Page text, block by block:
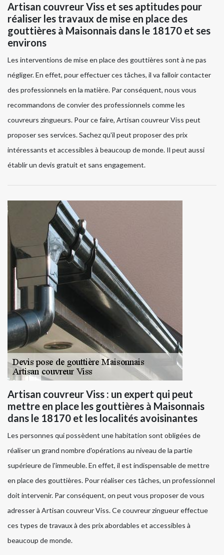
Artisan couvreur Viss et ses aptitudes pour
réaliser les travaux de mise en place des
gouttières à Maisonnais dans le 18170 et ses
environs
Les interventions de mise en place des gouttières sont à ne pas
négliger. En effet, pour effectuer ces tâches, il va falloir contacter
des professionnels en la matière. Par conséquent, nous vous
recommandons de convier des professionnels comme les
couvreurs zingueurs. Pour ce faire, Artisan couvreur Viss peut
proposer ses services. Sachez qu'il peut proposer des prix
intéressants et accessibles à beaucoup de monde. Il peut aussi
établir un devis gratuit et sans engagement.
Artisan couvreur Viss : un expert qui peut
mettre en place les gouttières à Maisonnais
dans le 18170 et les localités avoisinantes
Les personnes qui possèdent une habitation sont obligées de
réaliser un grand nombre d'opérations au niveau de la partie
supérieure de l'immeuble. En effet, il est indispensable de mettre
en place des gouttières. Pour réaliser ces tâches, un professionnel
doit intervenir. Par conséquent, on peut vous proposer de vous
adresser à Artisan couvreur Viss. Ce couvreur zingueur effectue
ces types de travaux à des prix abordables et accessibles à
beaucoup de monde.